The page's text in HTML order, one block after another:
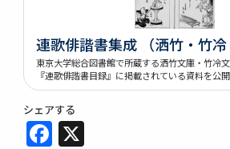
連歌俳諧書集成 （洒竹・竹冷
東京大学総合図書館で所蔵する洒竹文庫・竹冷文
『連歌俳諧書目録』に掲載されている資料を公開
シェアする
Facebook